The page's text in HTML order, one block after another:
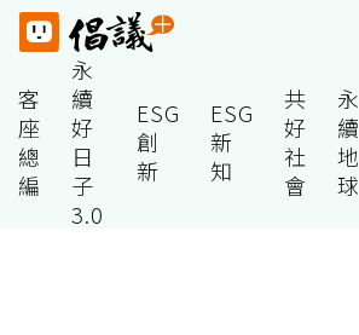
客
座
總
編
永
續
好
日
子
3.0
ESG
創
新
ESG
新
知
共
好
社
會
永
續
地
球